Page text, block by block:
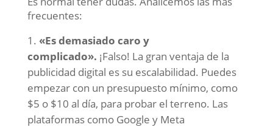
frecuentes:
«Es demasiado caro y
complicado». ¡Falso! La gran ventaja de la
publicidad digital es su escalabilidad. Puedes
empezar con un presupuesto mínimo, como
$5 o $10 al día, para probar el terreno. Las
plataformas como Google y Meta